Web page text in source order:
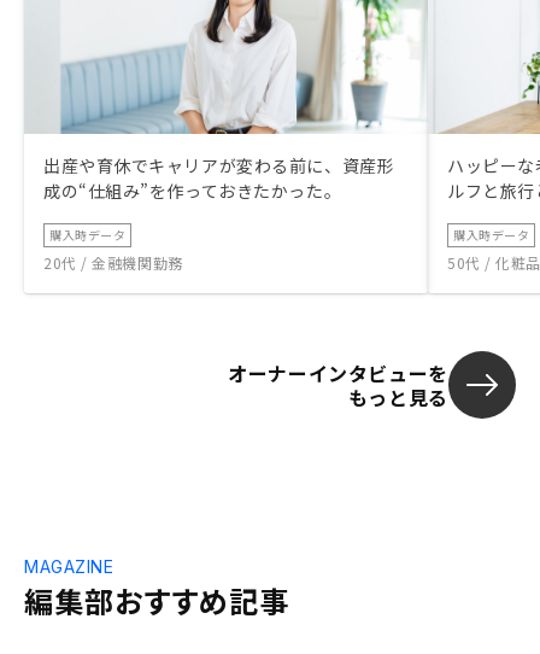
出産や育休でキャリアが変わる前に、資産形
成の“仕組み”を作っておきたかった。
購入時データ
20代 / 金融機関勤務
ハッピー
ルフと旅
購入時データ
50代 / 化粧
オーナーインタビューを
もっと見る
編集部おすすめ記事
MAGAZINE